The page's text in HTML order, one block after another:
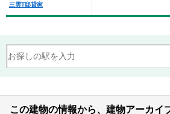
三雲T邸貸家
この建物の情報から、建物アーカイ